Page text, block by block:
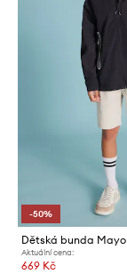
-50%
Dětská bunda
Aktuální cena:
669 Kč